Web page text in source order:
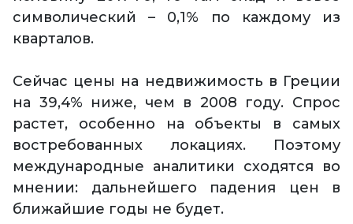
символический – 0,1% по каждому из
кварталов.
Сейчас цены на недвижимость в Греции
на 39,4% ниже, чем в 2008 году. Спрос
растет, особенно на объекты в самых
востребованных локациях. Поэтому
международные аналитики сходятся во
мнении: дальнейшего падения цен в
ближайшие годы не будет.